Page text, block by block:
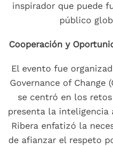
inspirador que puede
público
Cooperación y
El evento fue
Governance of Change
se centró en los
presenta la inteligencia
Ribera enfatizó la
de afianzar el respeto